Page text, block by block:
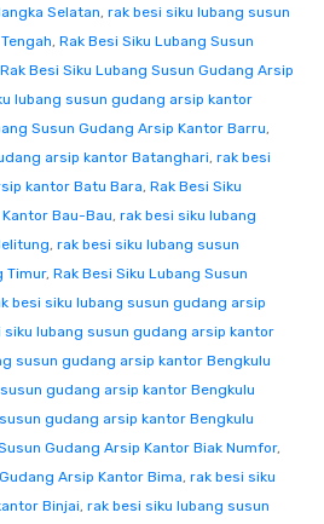
Selatan, rak besi siku lubang susun
, Rak Besi Siku Lubang Susun
Rak Besi Siku Lubang Susun Gudang Arsip
lubang susun gudang arsip kantor
Susun Gudang Arsip Kantor Barru,
arsip kantor Batanghari, rak besi
kantor Batu Bara, Rak Besi Siku
Bau-Bau, rak besi siku lubang
, rak besi siku lubang susun
Timur, Rak Besi Siku Lubang Susun
besi siku lubang susun gudang arsip
siku lubang susun gudang arsip kantor
susun gudang arsip kantor Bengkulu
gudang arsip kantor Bengkulu
gudang arsip kantor Bengkulu
Gudang Arsip Kantor Biak Numfor,
Arsip Kantor Bima, rak besi siku
Binjai, rak besi siku lubang susun